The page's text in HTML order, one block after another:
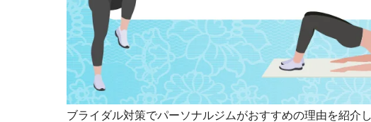
ブライダル対策でパーソナルジムがおすすめの理由を紹介し